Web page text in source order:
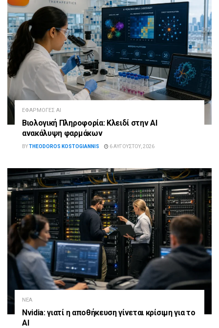
ΕΦΑΡΜΟΓΈΣ AI
Βιολογική Πληροφορία: Κλειδί στην AI
ανακάλυψη φαρμάκων
BYTHEODOROS KOSTOGIANNIS 6 ΑΥΓΟΎΣΤΟΥ, 2026
ΝΈΑ
Nvidia: γιατί η αποθήκευση γίνεται κρίσιμη για το
AI